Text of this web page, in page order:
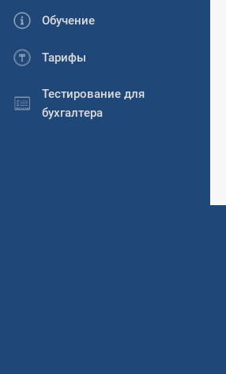
Обучение
Тарифы
Тестирование для
бухгалтера